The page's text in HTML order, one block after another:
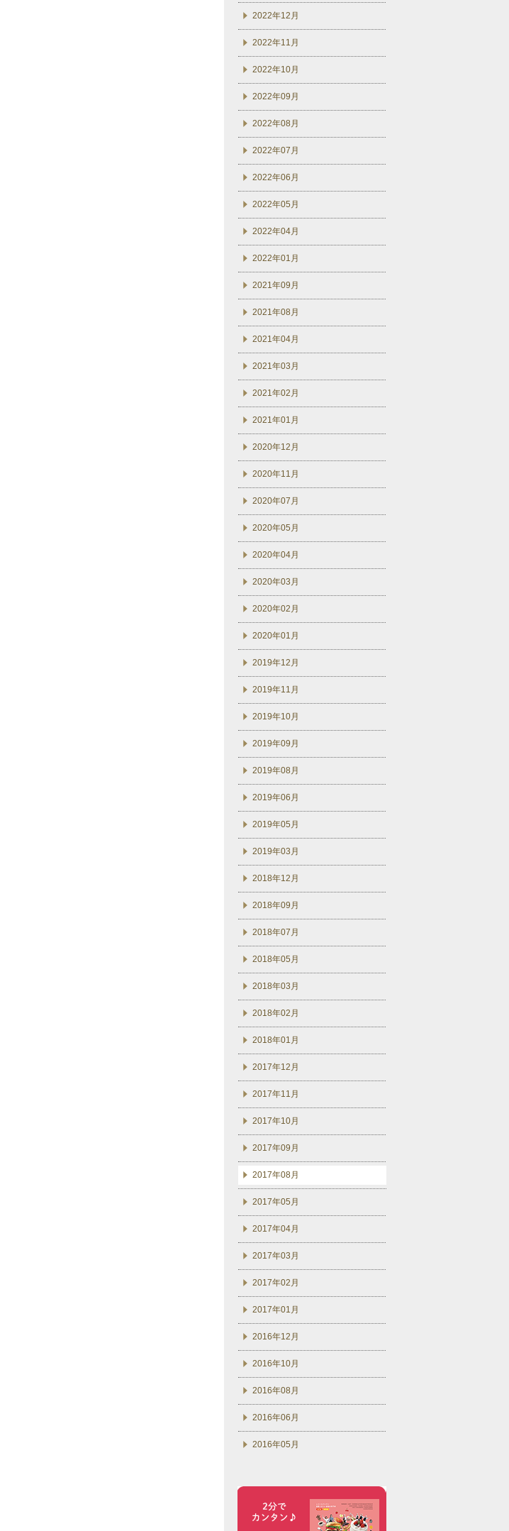
2022年12月
2022年11月
2022年10月
2022年09月
2022年08月
2022年07月
2022年06月
2022年05月
2022年04月
2022年01月
2021年09月
2021年08月
2021年04月
2021年03月
2021年02月
2021年01月
2020年12月
2020年11月
2020年07月
2020年05月
2020年04月
2020年03月
2020年02月
2020年01月
2019年12月
2019年11月
2019年10月
2019年09月
2019年08月
2019年06月
2019年05月
2019年03月
2018年12月
2018年09月
2018年07月
2018年05月
2018年03月
2018年02月
2018年01月
2017年12月
2017年11月
2017年10月
2017年09月
2017年08月
2017年05月
2017年04月
2017年03月
2017年02月
2017年01月
2016年12月
2016年10月
2016年08月
2016年06月
2016年05月